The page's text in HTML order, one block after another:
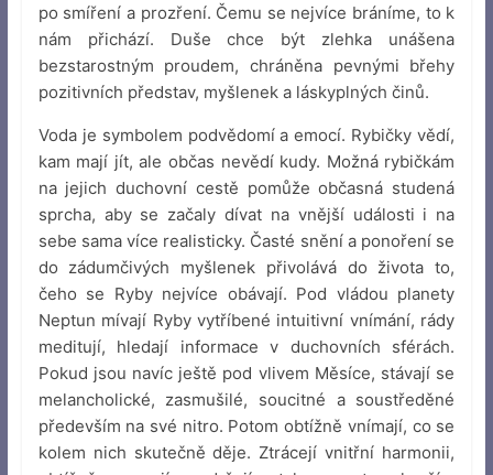
po smíření a prozření. Čemu se nejvíce bráníme, to k
nám přichází. Duše chce být zlehka unášena
bezstarostným proudem, chráněna pevnými břehy
pozitivních představ, myšlenek a láskyplných činů.
Voda je symbolem podvědomí a emocí. Rybičky vědí,
kam mají jít, ale občas nevědí kudy. Možná rybičkám
na jejich duchovní cestě pomůže občasná studená
sprcha, aby se začaly dívat na vnější události i na
sebe sama více realisticky. Časté snění a ponoření se
do zádumčivých myšlenek přivolává do života to,
čeho se Ryby nejvíce obávají. Pod vládou planety
Neptun mívají Ryby vytříbené intuitivní vnímání, rády
meditují, hledají informace v duchovních sférách.
Pokud jsou navíc ještě pod vlivem Měsíce, stávají se
melancholické, zasmušilé, soucitné a soustředěné
především na své nitro. Potom obtížně vnímají, co se
kolem nich skutečně děje. Ztrácejí vnitřní harmonii,